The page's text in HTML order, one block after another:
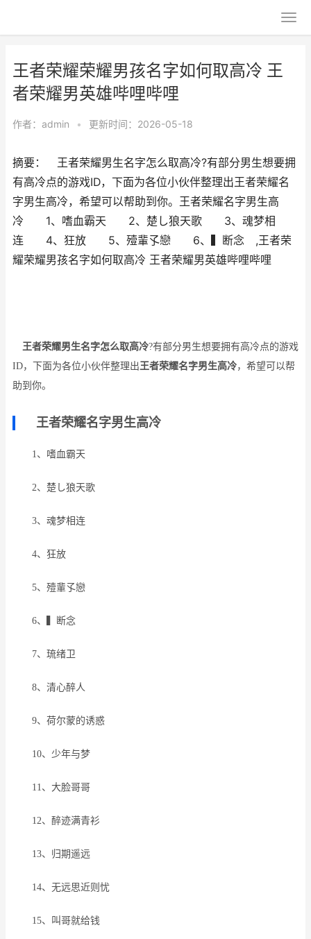
王者荣耀荣耀男孩名字如何取高冷 王
者荣耀男英雄哔哩哔哩
作者： admin • 更新时间：2026-05-18
摘要： 王者荣耀男生名字怎么取高冷?有部分男生想要拥
有高冷点的游戏ID，下面为各位小伙伴整理出王者荣耀名
字男生高冷，希望可以帮助到你。王者荣耀名字男生高
冷 1、嗜血霸天 2、楚し狼天歌 3、魂梦相
连 4、狂放 5、殪輩孓戀 6、▍断念 ,王者荣
耀荣耀男孩名字如何取高冷 王者荣耀男英雄哔哩哔哩
王者荣耀男生名字怎么取高冷?有部分男生想要拥有高冷点的游戏
ID，下面为各位小伙伴整理出王者荣耀名字男生高冷，希望可以帮
助到你。
王者荣耀名字男生高冷
1、嗜血霸天
2、楚し狼天歌
3、魂梦相连
4、狂放
5、殪輩孓戀
6、▍断念
7、琉绪卫
8、清心醉人
9、荷尔蒙的诱惑
10、少年与梦
11、大脸哥哥
12、醉迹满青衫
13、归期遥远
14、无远思近则忧
15、叫哥就给钱